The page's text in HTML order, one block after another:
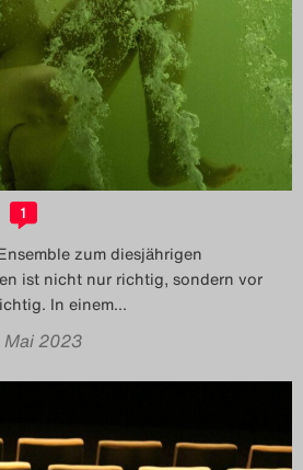
1
zum diesjährigen
ist nicht nur richtig, sondern vor
In einem…
2023